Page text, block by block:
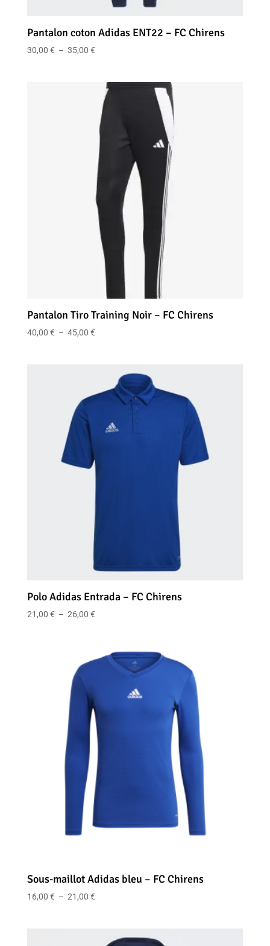
Pantalon coton Adidas ENT22 – FC Chirens
30,00 € – 35,00 €Plage
30,00 €
35,00 €
Pantalon Tiro Training Noir – FC Chirens
40,00 € – 45,00 €Plage
45,00 €
Polo Adidas Entrada – FC Chirens
21,00 € – 26,00 €Plage
21,00 €
Sous-maillot Adidas bleu – FC Chirens
16,00 € – 21,00 €Plage
16,00 €